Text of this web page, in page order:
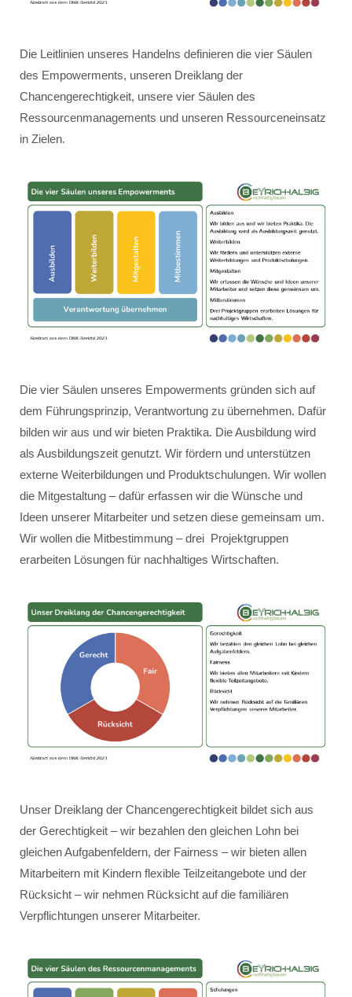
Die Leitlinien unseres Handelns definieren die vier Säulen
des Empowerments, unseren Dreiklang der
Chancengerechtigkeit, unsere vier Säulen des
Ressourcenmanagements und unseren Ressourceneinsatz
in Zielen.
Die vier Säulen unseres Empowerments gründen sich auf
dem Führungsprinzip, Verantwortung zu übernehmen. Dafür
bilden wir aus und wir bieten Praktika. Die Ausbildung wird
als Ausbildungszeit genutzt. Wir fördern und unterstützen
externe Weiterbildungen und Produktschulungen. Wir wollen
die Mitgestaltung – dafür erfassen wir die Wünsche und
Ideen unserer Mitarbeiter und setzen diese gemeinsam um.
Wir wollen die Mitbestimmung – drei Projektgruppen
erarbeiten Lösungen für nachhaltiges Wirtschaften.
Unser Dreiklang der Chancengerechtigkeit bildet sich aus
der Gerechtigkeit – wir bezahlen den gleichen Lohn bei
gleichen Aufgabenfeldern, der Fairness – wir bieten allen
Mitarbeitern mit Kindern flexible Teilzeitangebote und der
Rücksicht – wir nehmen Rücksicht auf die familiären
Verpflichtungen unserer Mitarbeiter.